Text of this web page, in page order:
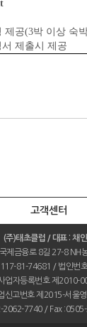
제공(3박 이상 숙
제출시 제공
고객센터
(주)태초클럽 / 대표 : 채인
제금융로 8길 27-8 NH
81-74681 / 법인번
업자등록번호 제2010-
신고번호 제2015-서울
2062-7740 / Fax